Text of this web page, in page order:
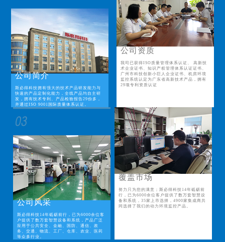
公司简介
斯必得科技拥有强大的技术产品研发能力与
快速的产品定制化能力，全线产品均自主研
发，拥有技术专利、产品检验报告29份多，
并通过ISO 9001国际质量体系认证。
公司资质
我司已获得ISO质量管理体系认证、 高新技
术企业证书、知识产权管理体系认证证书、
广州市科技创新小巨人企业证书、机房环境
监控系统认定为广东省高新技术产品，拥有
29项专利资质认证
公司风采
斯必得科技14年砥砺前行，已为6000余位客
户提供了数万套智慧设备和系统，产品广泛
应用于公共安全、金融、国防、通信、政
务、交通、物流、工厂、仓库、农业、医药
等众多行业。
覆盖市场
努力只为您的满意；斯必得科技14年砥砺前
行，已为6000余位客户提供了数万套智慧设
备和系统，35家上市选择，4900家集成商共
同选择了我们的动力环境监控产品。